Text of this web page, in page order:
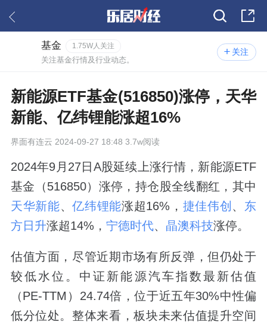
关注
基金 1.75W人关注
关注基金行情及行业动态。
新能源ETF基金(516850)涨停，天华
新能、亿纬锂能涨超16%
界面有连云 2024-09-27 18:48 3.7w阅读
2024年9月27日A股延续上涨行情，新能源ETF
基金（516850）涨停，持仓股全线翻红，其中
天华新能、亿纬锂能涨超16%， 捷佳伟创 、 东
方日升涨超14%， 宁德时代、 晶澳科技涨停。
估值方面，尽管近期市场有所反弹，但仍处于
较低水位。中证新能源汽车指数最新估值
（PE-TTM）24.74倍，位于近五年30%中性偏
低分位处。整体来看，板块未来估值提升空间